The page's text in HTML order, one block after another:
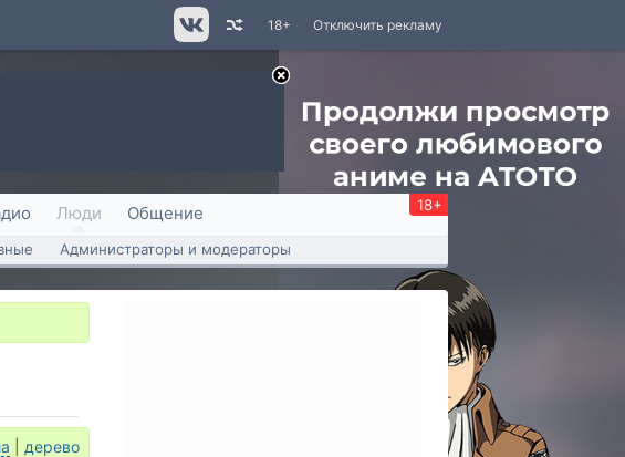
Отключить рекламу
18+
Люди Общение 18+
Администраторы и модераторы
дерево